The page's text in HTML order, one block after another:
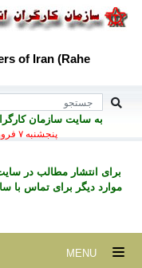
of Iran (Rahe
به سايت سازمان
پنجشنبه ۷ فروردين ۱۳۹۳ برابر با ۲۷ مارس ۲۰۱۴
برای انتشار مطالب در
موارد ديگر برای تماس با